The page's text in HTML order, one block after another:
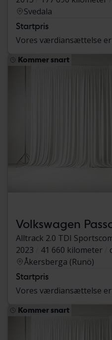
Svedala
Startpris
Vores værdiansættelse er
Kommer snart
Volkswagen
Alltrack 2.0 TDI
2023
41 660 kilometer
Åkersberga (Runö)
Startpris
Vores værdiansættelse er
Kommer snart